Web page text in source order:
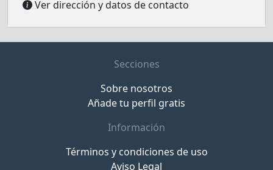
Ver dirección y datos de contacto
Secciones
Sobre nosotros
Añade tu perfil gratis
Información
Términos y condiciones de uso
Aviso Legal